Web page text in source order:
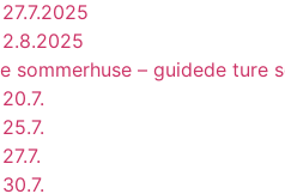
sommerhuse – guidede ture